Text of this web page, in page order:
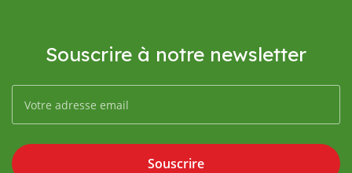
Souscrire à notre newsletter
Souscrire